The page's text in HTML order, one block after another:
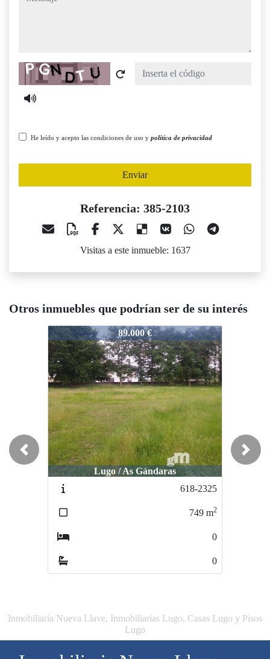
Captcha
He leído y acepto las condiciones de uso y política de privacidad
Enviar
Referencia: 385-2103
Visitas a este inmueble: 1637
Otros inmuebles que podrían ser de su interés
385-2103
89.000 €
Lugo / As Gándaras
618-2325
m2
385-2103 86.500 €
Lugo / CARRETERA DE SANTIAGO
Previous Next
Inmobiliaria Nueva Llave, Inmobiliarias Lugo, Casas Lugo y Pisos
Lugo